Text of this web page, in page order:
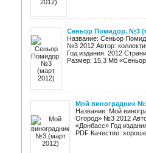
Сеньор Помидор. №3
Название: Сеньор
№3 2012 Автор:
Год издания: 2012
Размер: 15,3 Мб
Мой виноградник
Название: Мой
Огород» №3 2012
«Донбасс» Год
PDF Качество: